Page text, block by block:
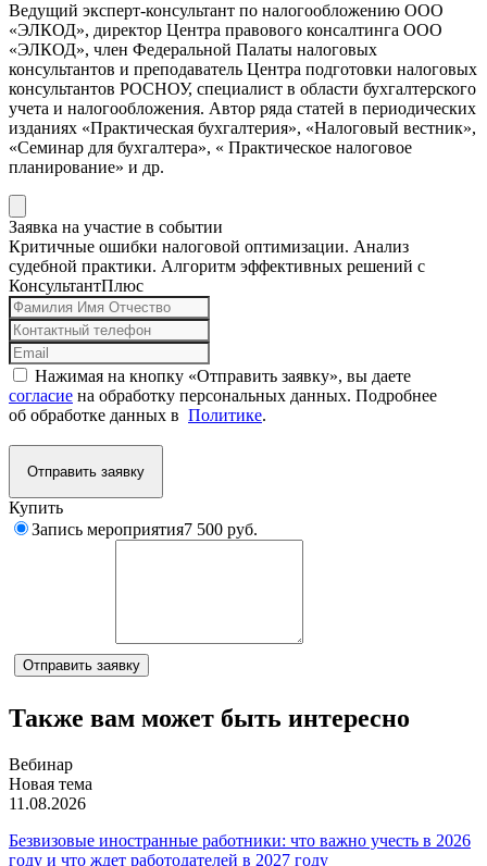
Ведущий эксперт-консультант по налогообложению ООО
«ЭЛКОД», директор Центра правового консалтинга ООО
«ЭЛКОД», член Федеральной Палаты налоговых
консультантов и преподаватель Центра подготовки налоговых
консультантов РОСНОУ, специалист в области бухгалтерского
учета и налогообложения. Автор ряда статей в периодических
изданиях «Практическая бухгалтерия», «Налоговый вестник»,
«Семинар для бухгалтера», « Практическое налоговое
планирование» и др.
Заявка на участие в событии
Критичные ошибки налоговой оптимизации. Анализ
судебной практики. Алгоритм эффективных решений с
КонсультантПлюс
Нажимая на кнопку «Отправить заявку», вы даете
согласие на обработку персональных данных. Подробнее
об обработке данных в Политике.
Отправить заявку
Купить
Запись мероприятия7 500 руб.
Отправить заявку
Также вам может быть интересно
Вебинар
Новая тема
11.08.2026
Безвизовые иностранные работники: что важно учесть в 2026
году и что ждет работодателей в 2027 году